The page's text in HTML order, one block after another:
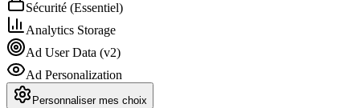
Sécurité (Essentiel)
Analytics Storage
Ad User Data (v2)
Ad Personalization
Personnaliser mes choix